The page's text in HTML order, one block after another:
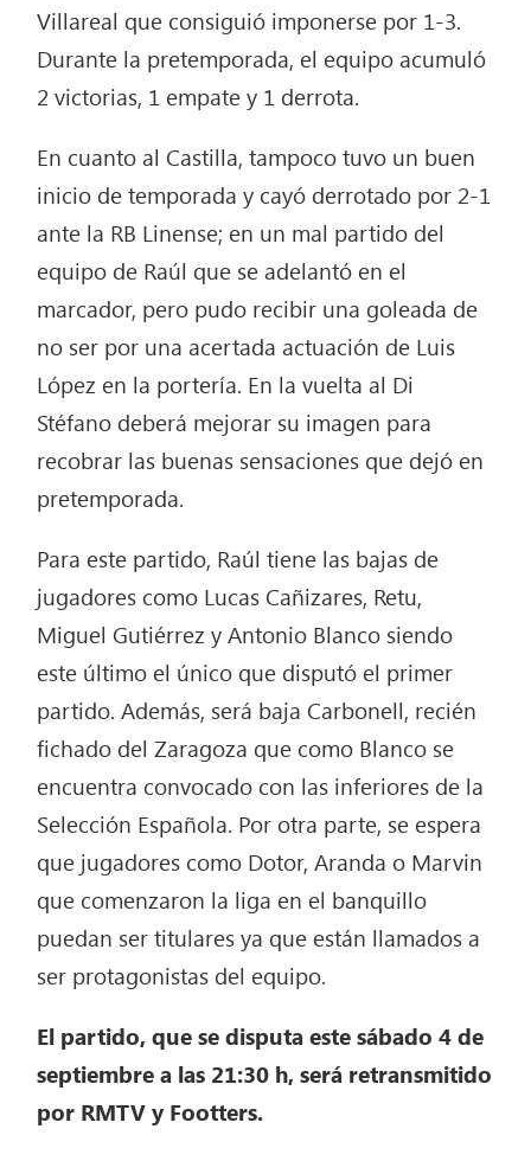
Villareal que consiguió imponerse por 1-3.
Durante la pretemporada, el equipo acumuló
2 victorias, 1 empate y 1 derrota.
En cuanto al Castilla, tampoco tuvo un buen
inicio de temporada y cayó derrotado por 2-1
ante la RB Linense; en un mal partido del
equipo de Raúl que se adelantó en el
marcador, pero pudo recibir una goleada de
no ser por una acertada actuación de Luis
López en la portería. En la vuelta al Di
Stéfano deberá mejorar su imagen para
recobrar las buenas sensaciones que dejó en
pretemporada.
Para este partido, Raúl tiene las bajas de
jugadores como Lucas Cañizares, Retu,
Miguel Gutiérrez y Antonio Blanco siendo
este último el único que disputó el primer
partido. Además, será baja Carbonell, recién
fichado del Zaragoza que como Blanco se
encuentra convocado con las inferiores de la
Selección Española. Por otra parte, se espera
que jugadores como Dotor, Aranda o Marvin
que comenzaron la liga en el banquillo
puedan ser titulares ya que están llamados a
ser protagonistas del equipo.
El partido, que se disputa este sábado 4 de
septiembre a las 21:30 h, será retransmitido
por RMTV y Footters.